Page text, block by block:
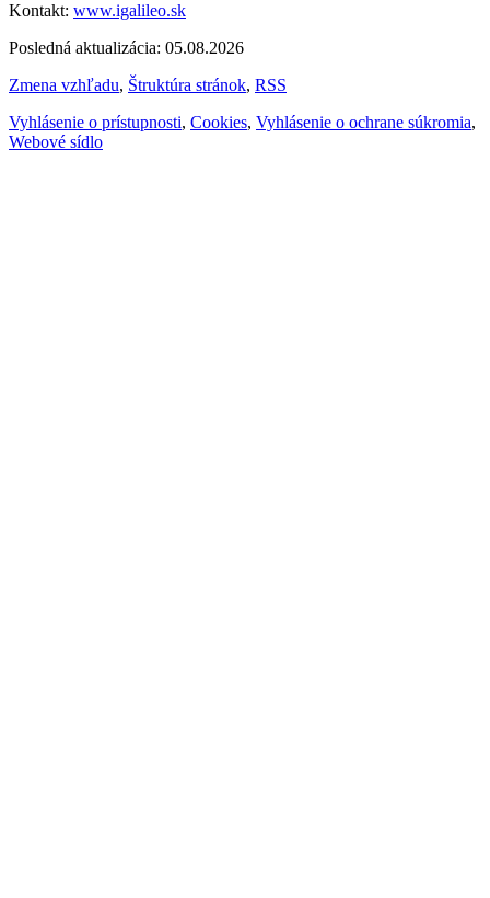
Kontakt: www.igalileo.sk
Posledná aktualizácia: 05.08.2026
Zmena vzhľadu, Štruktúra stránok, RSS
Vyhlásenie o prístupnosti, Cookies, Vyhlásenie o ochrane súkromia,
Webové sídlo